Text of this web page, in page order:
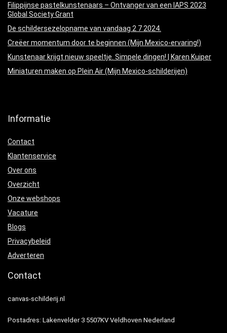
Filippijnse pastelkunstenaars – Ontvanger van een IAPS 2023
Global Society Grant
De schildersezelopname van vandaag 2 7 2024.
Creëer momentum door te beginnen (Mijn Mexico-ervaring!)
Kunstenaar krijgt nieuw speeltje. Simpele dingen! | Karen Kuiper
Miniaturen maken op Plein Air (Mijn Mexico-schilderijen)
Informatie
Contact
Klantenservice
Over ons
Overzicht
Onze webshops
Vacature
Blogs
Privacybeleid
Adverteren
Contact
canvas-schilderij.nl
Postadres: Lakenvelder 3 5507KV Veldhoven Nederland